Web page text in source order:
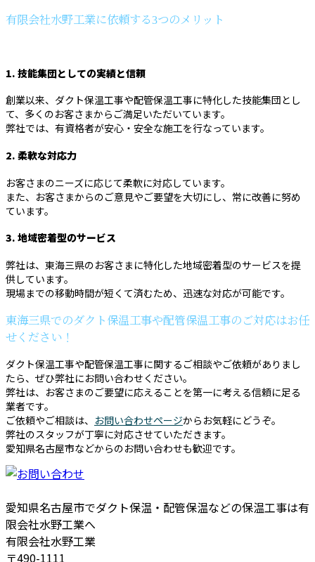
有限会社水野工業に依頼する3つのメリット
1. 技能集団としての実績と信頼
創業以来、ダクト保温工事や配管保温工事に特化した技能集団とし
て、多くのお客さまからご満足いただいています。
弊社では、有資格者が安心・安全な施工を行なっています。
2. 柔軟な対応力
お客さまのニーズに応じて柔軟に対応しています。
また、お客さまからのご意見やご要望を大切にし、常に改善に努め
ています。
3. 地域密着型のサービス
弊社は、東海三県のお客さまに特化した地域密着型のサービスを提
供しています。
現場までの移動時間が短くて済むため、迅速な対応が可能です。
東海三県でのダクト保温工事や配管保温工事のご対応はお任
せください！
ダクト保温工事や配管保温工事に関するご相談やご依頼がありまし
たら、ぜひ弊社にお問い合わせください。
弊社は、お客さまのご要望に応えることを第一に考える信頼に足る
業者です。
ご依頼やご相談は、 お問い合わせページからお気軽にどうぞ。
弊社のスタッフが丁寧に対応させていただきます。
愛知県名古屋市などからのお問い合わせも歓迎です。
愛知県名古屋市でダクト保温・配管保温などの保温工事は有
限会社水野工業へ
有限会社水野工業
〒490-1111